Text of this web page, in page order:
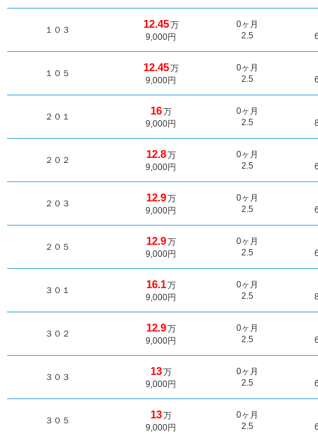
１０３ 12.45万
9,000円
0ヶ月
2.5
１０５ 12.45万
9,000円
0ヶ月
2.5
２０１ 16万
9,000円
0ヶ月
2.5
２０２ 12.8万
9,000円
0ヶ月
2.5
２０３ 12.9万
9,000円
0ヶ月
2.5
２０５ 12.9万
9,000円
0ヶ月
2.5
３０１ 16.1万
9,000円
0ヶ月
2.5
３０２ 12.9万
9,000円
0ヶ月
2.5
３０３ 13万
9,000円
0ヶ月
2.5
３０５ 13万
9,000円
0ヶ月
2.5